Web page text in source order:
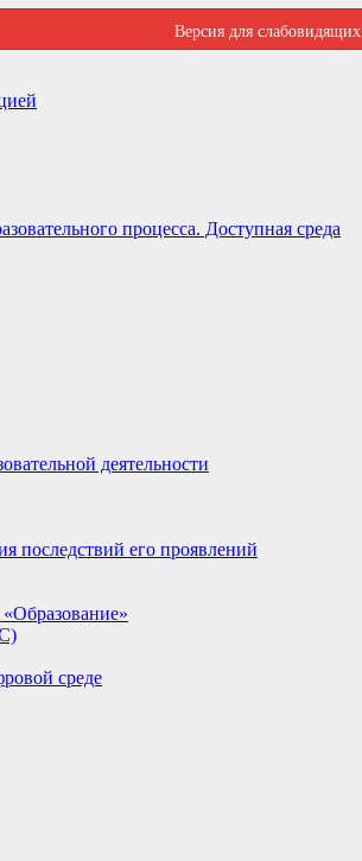
Версия для слабовидящих
процесса. Доступная среда
деятельности
последствий его проявлений
среде